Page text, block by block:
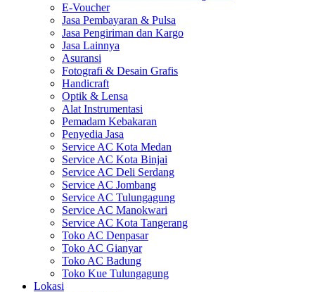
E-Voucher
Jasa Pembayaran & Pulsa
Jasa Pengiriman dan Kargo
Jasa Lainnya
Asuransi
Fotografi & Desain Grafis
Handicraft
Optik & Lensa
Alat Instrumentasi
Pemadam Kebakaran
Penyedia Jasa
Service AC Kota Medan
Service AC Kota Binjai
Service AC Deli Serdang
Service AC Jombang
Service AC Tulungagung
Service AC Manokwari
Service AC Kota Tangerang
Toko AC Denpasar
Toko AC Gianyar
Toko AC Badung
Toko Kue Tulungagung
Lokasi